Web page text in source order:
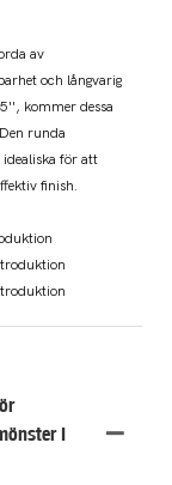
av
och långvarig
kommer dessa
runda
idealiska för att
finish.
I